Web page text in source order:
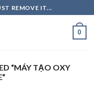
REMOVE IT...
0
“MÁY TẠO OXY